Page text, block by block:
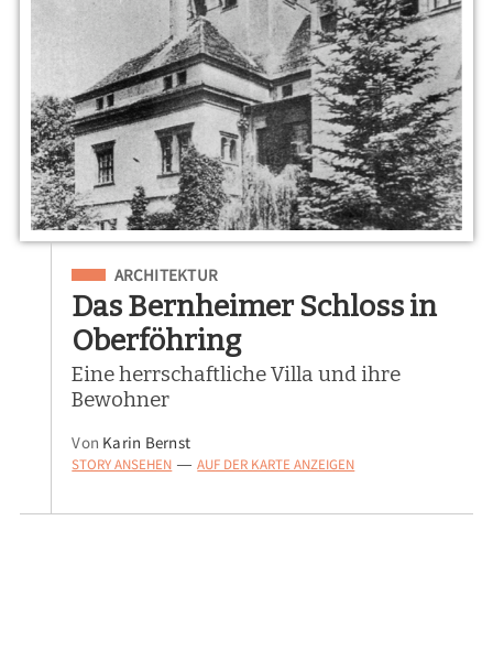
Eingeordnet unter
ARCHITEKTUR
Das Bernheimer Schloss in
Oberföhring
Eine herrschaftliche Villa und ihre
Bewohner
Von Karin Bernst
STORY ANSEHEN — AUF DER KARTE ANZEIGEN